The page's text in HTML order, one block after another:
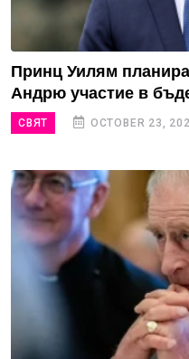
Принц Уилям
Андрю участие в
СВЯТ OCTOBER 23,